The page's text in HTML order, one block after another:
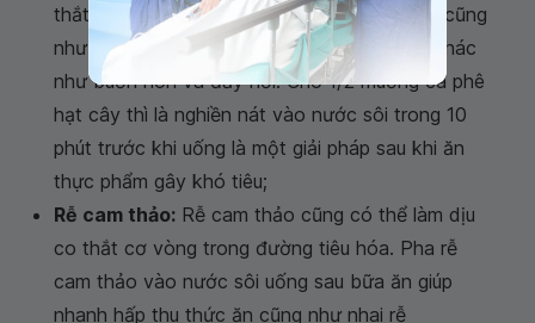
thắt, khắc phục chứng khó tiêu sau bữa ăn, cũng
như làm dịu các vấn đề về đường tiêu hóa khác
như buồn nôn và đầy hơi. Cho 1/2 muỗng cà phê
hạt cây thì là nghiền nát vào nước sôi trong 10
phút trước khi uống là một giải pháp sau khi ăn
thực phẩm gây khó tiêu;
Rễ cam thảo: Rễ cam thảo cũng có thể làm dịu
co thắt cơ vòng trong đường tiêu hóa. Pha rễ
cam thảo vào nước sôi uống sau bữa ăn giúp
nhanh hấp thu thức ăn cũng như nhai rễ